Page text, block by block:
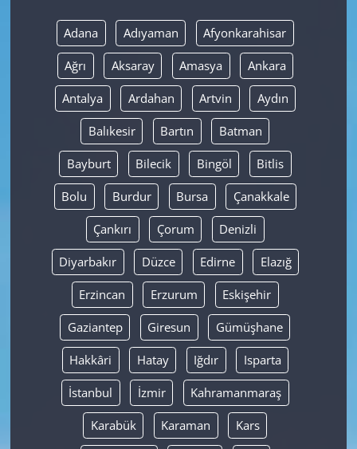
Adana Adıyaman Afyonkarahisar
Ağrı Aksaray Amasya Ankara
Antalya Ardahan Artvin Aydın
Balıkesir Bartın Batman
Bayburt Bilecik Bingöl Bitlis
Bolu Burdur Bursa Çanakkale
Çankırı Çorum Denizli
Diyarbakır Düzce Edirne Elazığ
Erzincan Erzurum Eskişehir
Gaziantep Giresun Gümüşhane
Hakkâri Hatay Iğdır Isparta
İstanbul İzmir Kahramanmaraş
Karabük Karaman Kars